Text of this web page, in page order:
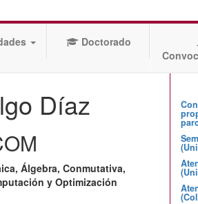
Doctorado
Díaz
Álgebra, Conmutativa,
y Optimización